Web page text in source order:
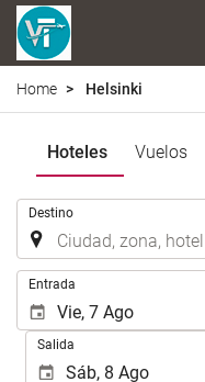
Home Helsinki
Hoteles Vuelos
Introduzca
lugar
de
destino
en
que
Destino
Introduzca
las
fechas
inicio
Entrada
Salida